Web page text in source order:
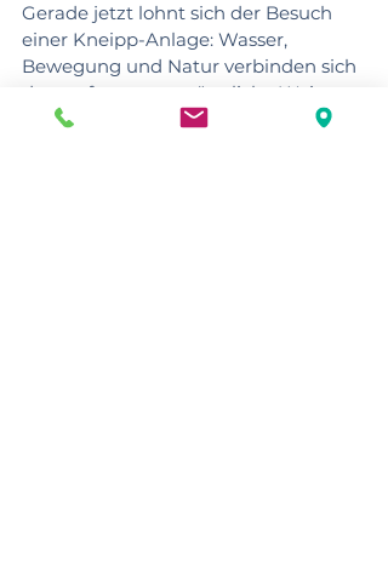
Gerade jetzt lohnt sich der Besuch
einer Kneipp-Anlage: Wasser,
Bewegung und Natur verbinden sich
dort auf ganz ursprüngliche Weise –
ganz im Sinne des großen